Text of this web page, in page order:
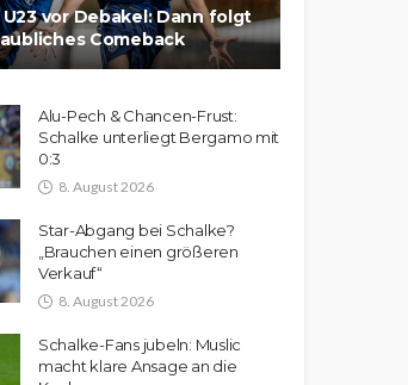
U23 vor Debakel: Dann folgt
Comeback
Alu-Pech & Chancen-Frust:
Schalke unterliegt Bergamo mit
0:3
8. August 2026
Star-Abgang bei Schalke?
„Brauchen einen größeren
Verkauf“
8. August 2026
Schalke-Fans jubeln: Muslic
macht klare Ansage an die